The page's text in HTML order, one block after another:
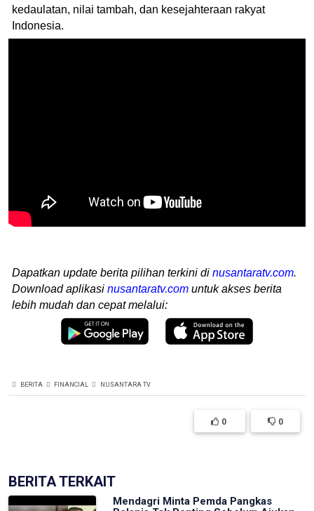
kedaulatan, nilai tambah, dan kesejahteraan rakyat
Indonesia.
Dapatkan update berita pilihan terkini di nusantaratv.com.
Download aplikasi nusantaratv.com untuk akses berita
lebih mudah dan cepat melalui:
BERITA FINANCIAL NUSANTARA TV
0 0
BERITA TERKAIT
Mendagri Minta Pemda Pangkas